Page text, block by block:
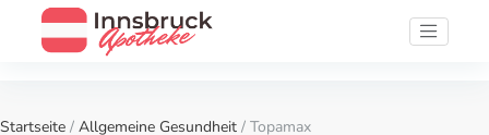
Startseite / Allgemeine Gesundheit / Topamax